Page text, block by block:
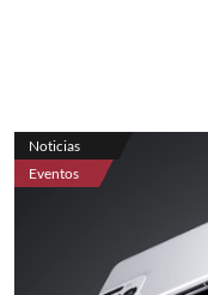
Noticias
Eventos